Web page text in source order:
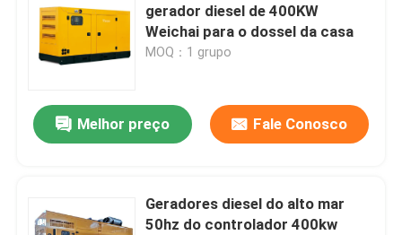
gerador diesel de 400KW
Weichai para o dossel da casa
MOQ：1 grupo
Melhor preço Fale Conosco
Geradores diesel do alto mar
50hz do controlador 400kw